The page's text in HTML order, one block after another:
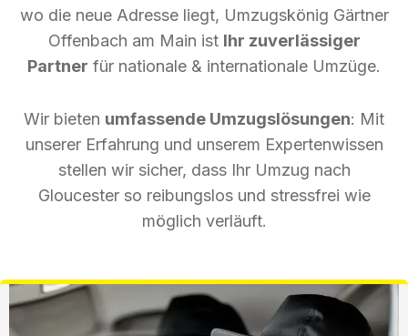
wo die neue Adresse liegt, Umzugskönig Gärtner
Offenbach am Main ist Ihr zuverlässiger
Partner für nationale & internationale Umzüge.
Wir bieten umfassende Umzugslösungen: Mit
unserer Erfahrung und unserem Expertenwissen
stellen wir sicher, dass Ihr Umzug nach
Gloucester so reibungslos und stressfrei wie
möglich verläuft.